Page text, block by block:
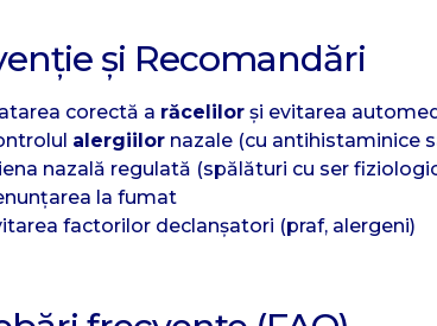
și Recomandări
corectă a răcelilor și evitarea
alergiilor nazale (cu antihistaminice
nazală regulată (spălături cu ser
la fumat
factorilor declanșatori (praf, alergeni)